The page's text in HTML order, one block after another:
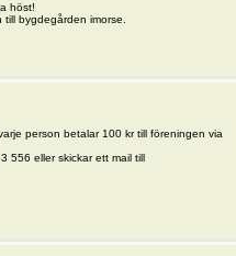
höst!
bygdegården imorse.
person betalar 100 kr till föreningen via
556 eller skickar ett mail till